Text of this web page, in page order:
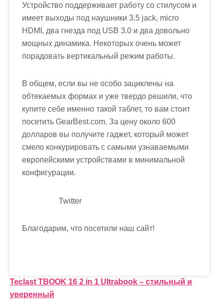
Устройство поддерживает работу со стилусом и
имеет выходы под наушники 3.5 jack, micro
HDMI, два гнезда под USB 3.0 и два довольно
мощных динамика. Некоторых очень может
порадовать вертикальный режим работы.
В общем, если вы не особо зациклены на
обтекаемых формах и уже твердо решили, что
купите себе именно такой таблет, то вам стоит
посетить GearBest.com. За цену около 600
долларов вы получите гаджет, который может
смело конкурировать с самыми узнаваемыми
европейскими устройствами в минимальной
конфигурации.
Twitter
Благодарим, что посетили наш сайт!
Н
Teclast TBOOK 16 2 in 1 Ultrabook – стильный и
уверенный